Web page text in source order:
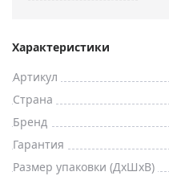
Характеристики
Артикул
Страна
Бренд
Гарантия
Размер упаковки (ДxШxВ)